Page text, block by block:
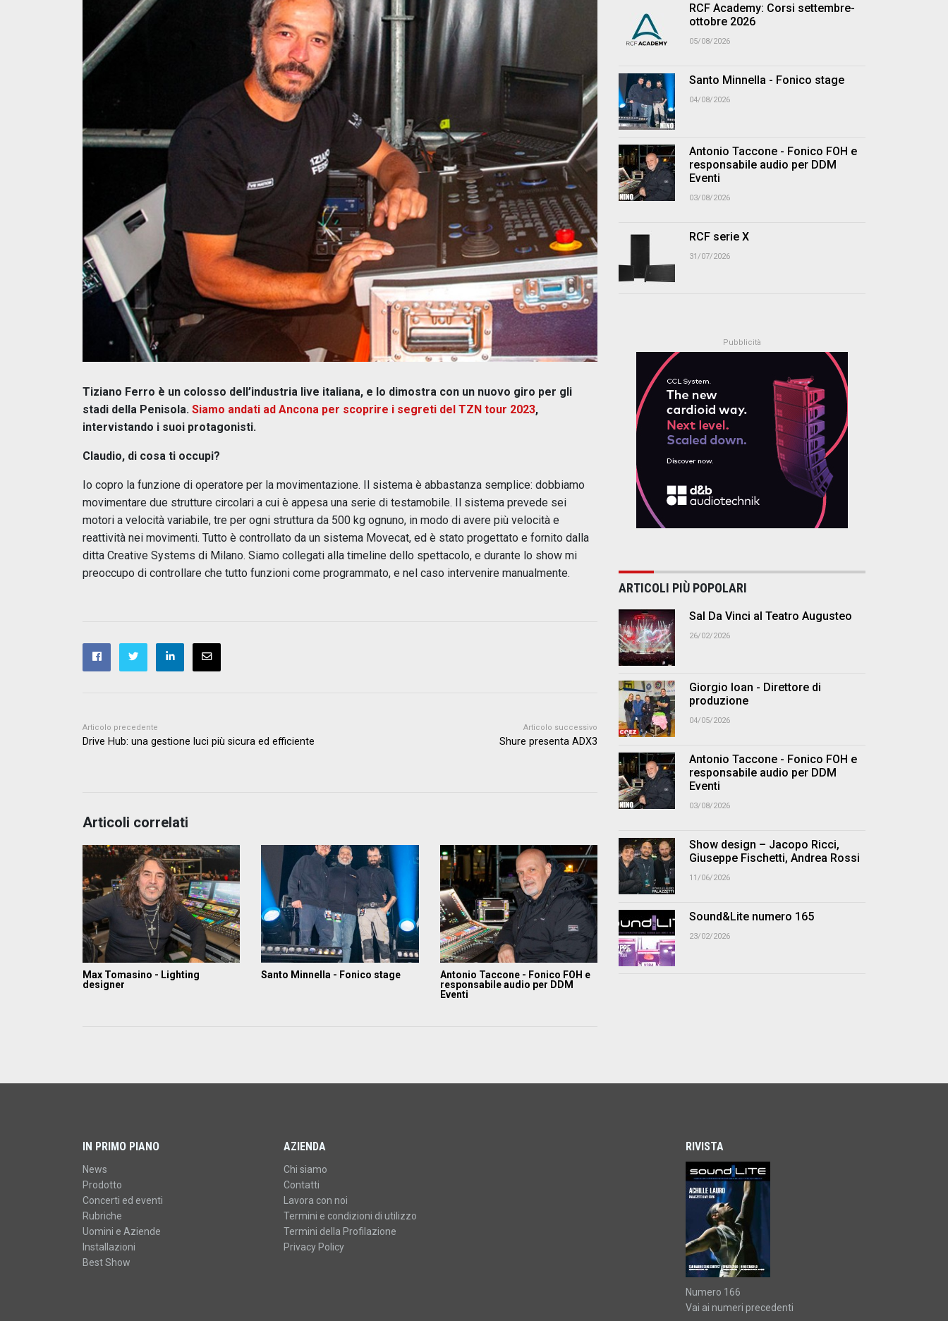
Tiziano Ferro è un colosso dell’industria live italiana, e lo dimostra con un nuovo giro per gli
stadi della Penisola. Siamo andati ad Ancona per scoprire i segreti del TZN tour 2023,
intervistando i suoi protagonisti.
Claudio, di cosa ti occupi?
Io copro la funzione di operatore per la movimentazione. Il sistema è abbastanza semplice: dobbiamo
movimentare due strutture circolari a cui è appesa una serie di testamobile. Il sistema prevede sei
motori a velocità variabile, tre per ogni struttura da 500 kg ognuno, in modo di avere più velocità e
reattività nei movimenti. Tutto è controllato da un sistema Movecat, ed è stato progettato e fornito dalla
ditta Creative Systems di Milano. Siamo collegati alla timeline dello spettacolo, e durante lo show mi
preoccupo di controllare che tutto funzioni come programmato, e nel caso intervenire manualmente.
Articolo precedente
Drive Hub: una gestione luci più sicura ed efficiente
Articolo successivo
Shure presenta ADX3
Articoli correlati
Max Tomasino - Lighting
designer
Santo Minnella - Fonico stage
Antonio Taccone - Fonico FOH e
responsabile audio per DDM
Eventi
RCF Academy: Corsi settembre-
ottobre 2026
05/08/2026
Santo Minnella - Fonico stage
04/08/2026
Antonio Taccone - Fonico FOH e
responsabile audio per DDM
Eventi
03/08/2026
RCF serie X
31/07/2026
ARTICOLI PIÙ POPOLARI
Sal Da Vinci al Teatro Augusteo
26/02/2026
Giorgio Ioan - Direttore di
produzione
04/05/2026
Antonio Taccone - Fonico FOH e
responsabile audio per DDM
Eventi
03/08/2026
Show design – Jacopo Ricci,
Giuseppe Fischetti, Andrea Rossi
11/06/2026
Sound&Lite numero 165
23/02/2026
IN PRIMO PIANO
News
Prodotto
Concerti ed eventi
Rubriche
Uomini e Aziende
Installazioni
Best Show
AZIENDA
Chi siamo
Contatti
Lavora con noi
Termini e condizioni di utilizzo
Termini della Profilazione
Privacy Policy
RIVISTA
Numero 166
Vai ai numeri precedenti